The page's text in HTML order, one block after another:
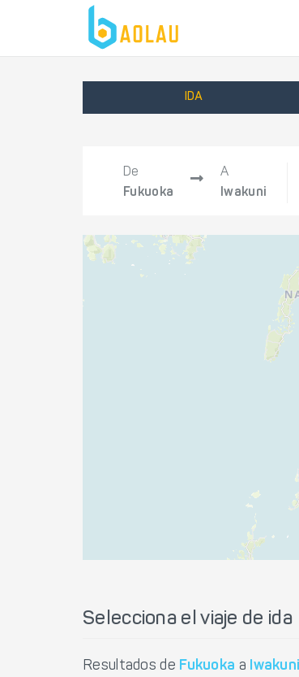
IDA
De
Fukuoka
A
Iwakuni
Selecciona el viaje de ida
Resultados de Fukuoka a Iwakuni